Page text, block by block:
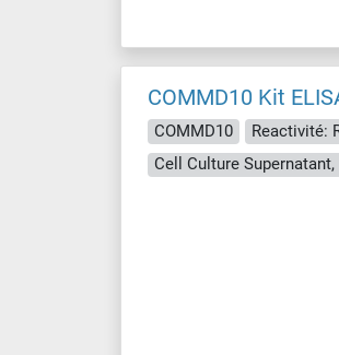
COMMD10 Kit
COMMD10 Reactivité:
Cell Culture